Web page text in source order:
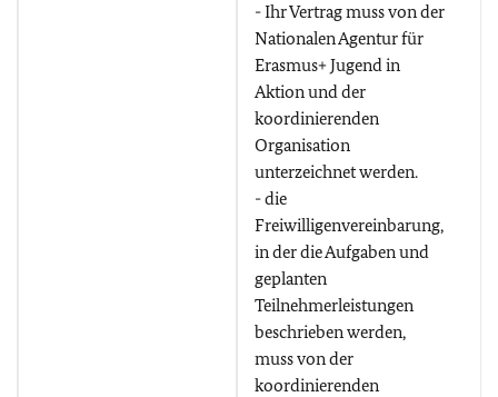
- Ihr Vertrag muss von der
Nationalen Agentur für
Erasmus+ Jugend in
Aktion und der
koordinierenden
Organisation
unterzeichnet werden.
- die
Freiwilligenvereinbarung,
in der die Aufgaben und
geplanten
Teilnehmerleistungen
beschrieben werden,
muss von der
koordinierenden